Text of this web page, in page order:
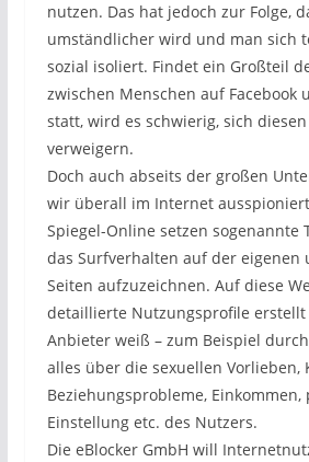
nutzen. Das hat jedoch zur Folge,
umständlicher wird und man sich
sozial isoliert. Findet ein Großteil
zwischen Menschen auf Facebook
statt, wird es schwierig, sich
verweigern.
Doch auch abseits der großen
wir überall im Internet
Spiegel-Online setzen sogenannte
das Surfverhalten auf der eigenen
Seiten aufzuzeichnen. Auf diese
detaillierte Nutzungsprofile
Anbieter weiß – zum Beispiel
alles über die sexuellen Vorlieben,
Beziehungsprobleme, Einkommen,
Einstellung etc. des Nutzers.
Die eBlocker GmbH will